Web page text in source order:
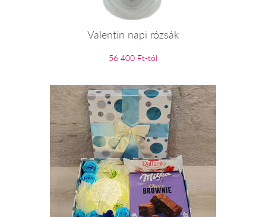
Valentin napi rózsák
56 400 Ft-tól